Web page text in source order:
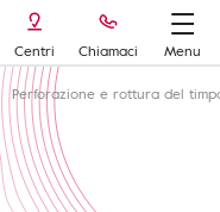
Centri Chiamaci
Menu
Perforazione e rottura del